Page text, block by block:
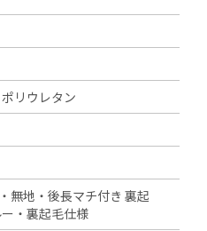
リウレタン
無地・後長マチ付き 裏起
・裏起毛仕様